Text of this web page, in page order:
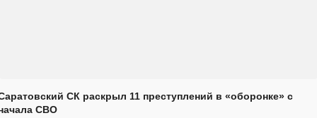
СК раскрыл 11 преступлений в «оборонке» с
СВО